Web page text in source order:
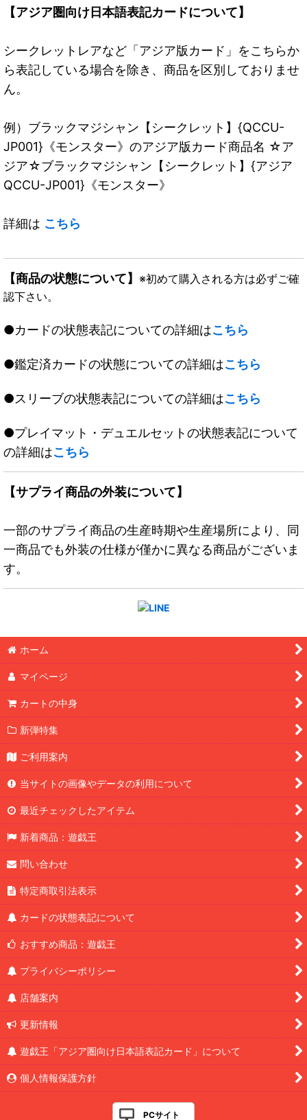
【アジア圏向け日本語表記カードについて】
シークレットレアなど「アジア版カード」をこちらか
ら表記している場合を除き、商品を区別しておりませ
ん。
例）ブラックマジシャン【シークレット】{QCCU-
JP001}《モンスター》のアジア版カード商品名 ☆ア
ジア☆ブラックマジシャン【シークレット】{アジア
QCCU-JP001}《モンスター》
詳細は こちら
【商品の状態について】 ※初めて購入される方は必ずご確
認下さい。
●カードの状態表記についての詳細はこちら
●鑑定済カードの状態についての詳細はこちら
●スリーブの状態表記についての詳細はこちら
●プレイマット・デュエルセットの状態表記について
の詳細はこちら
【サプライ商品の外装について】
一部のサプライ商品の生産時期や生産場所により、同
一商品でも外装の仕様が僅かに異なる商品がございま
す。
ホーム
マイページ
カートの中身
新弾特集
ご利用案内
当サイトの画像やデータの利用について
最近チェックしたアイテム
新着商品：遊戯王
問い合わせ
特定商取引法表示
カードの状態表記について
おすすめ商品：遊戯王
プライバシーポリシー
店舗案内
更新情報
遊戯王「アジア圏向け日本語表記カード」について
個人情報保護方針
PCサイト